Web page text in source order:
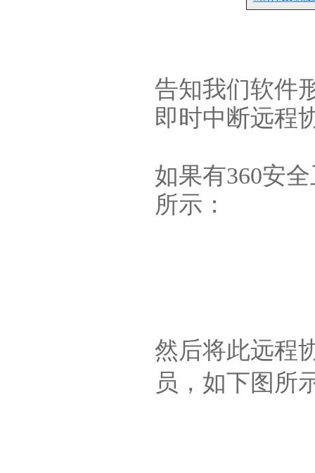
告知我们软件
即时中断远程
如果有360安
所示：
然后将此远程
员，如下图所